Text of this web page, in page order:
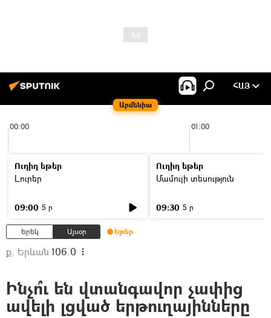
Արմենիա
ՀԱՅ
00:00 01:00
Ուղիղ եթեր
Լուրեր
09:00 5 ր
Ուղիղ եթեր
Մամուլի տեսություն
09:30 5 ր
Երեկ Այսօր Եթեր
ք. Երևան 106.0
Ինչո՞ւ են վտանգավոր չափից
ավելի լցված երթուղայինները